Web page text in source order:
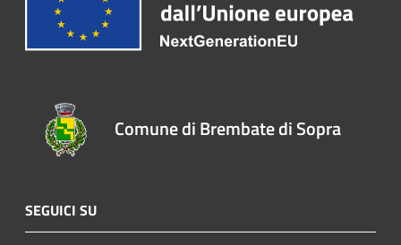
Comune di Brembate di Sopra
SEGUICI SU